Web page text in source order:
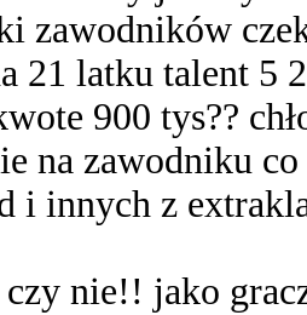
zawodników
21 latku talent 5
900 tys??
na zawodniku
i innych z
nie!! jako